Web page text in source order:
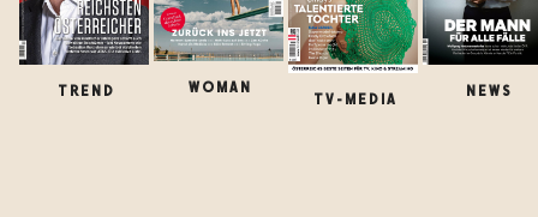
TREND WOMAN
TV-MEDIA
NEWS